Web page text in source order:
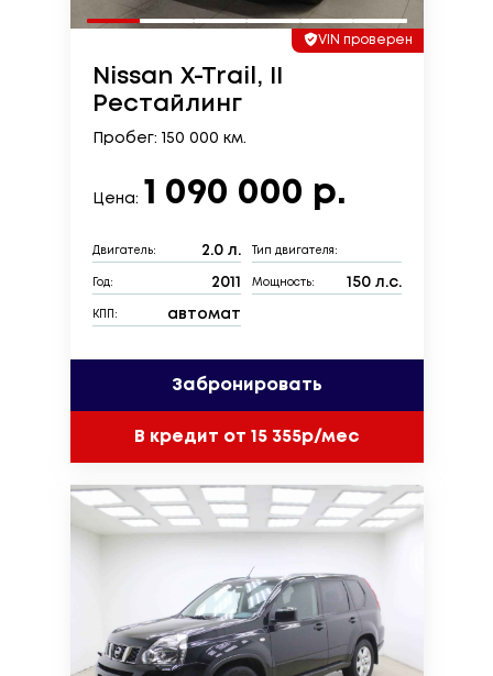
VIN проверен
Nissan X-Trail, II
Рестайлинг
Пробег: 150 000 км.
Цена: 1 090 000 р.
Двигатель: 2.0 л. Тип двигателя:
Год: 2011 Мощность: 150 л.с.
КПП: автомат
Забронировать
В кредит от 15 355р/мес